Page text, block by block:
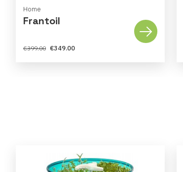
Home
Frantoil
€399.00 €349.00